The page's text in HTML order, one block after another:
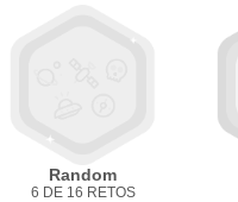
Random
6 DE 16 RETOS